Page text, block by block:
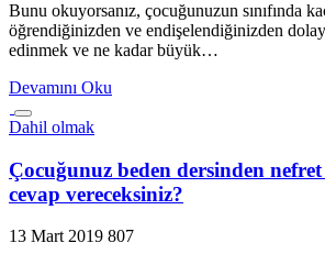
Bunu okuyorsanız, çocuğunuzun sınıfında
öğrendiğinizden ve endişelendiğinizden
edinmek ve ne kadar büyük…
Devamını Oku
Dahil olmak
Çocuğunuz beden dersinden nefret
cevap vereceksiniz?
13 Mart 2019 807